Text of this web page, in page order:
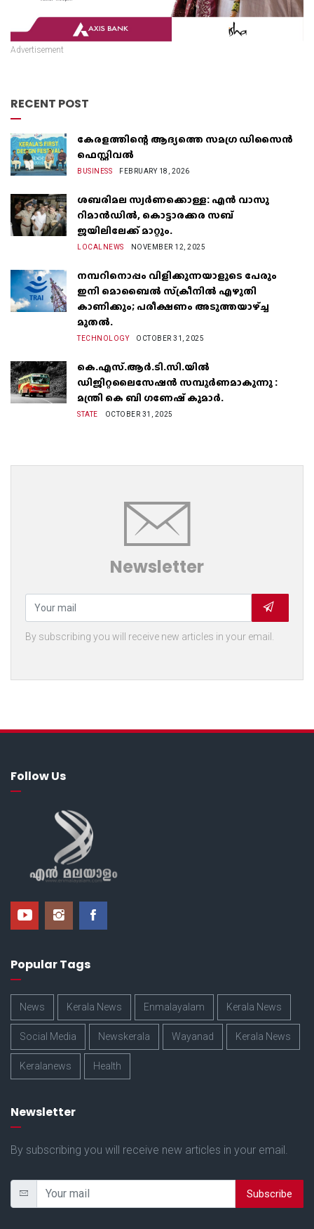
Advertisement
RECENT POST
കേരളത്തിന്റെ ആദ്യത്തെ സമഗ്ര ഡിസൈൻ
ഫെസ്റ്റിവൽ
BUSINESS FEBRUARY 18, 2026
ശബരിമല സ്വർണക്കൊള്ള: എൻ വാസു
റിമാൻഡിൽ, കൊട്ടാരക്കര സബ്
ജയിലിലേക്ക് മാറ്റും.
LOCALNEWS NOVEMBER 12, 2025
നമ്പറിനൊപ്പം വിളിക്കുന്നയാളുടെ പേരും
ഇനി മൊബൈൽ സ്‌ക്രീനില്‍ എഴുതി
കാണിക്കും; പരീക്ഷണം അടുത്തയാഴ്‌ച്ച
മുതല്‍.
TECHNOLOGY OCTOBER 31, 2025
കെ.എസ്.ആർ.ടി.സി.യിൽ
ഡിജിറ്റലൈസേഷൻ സമ്പൂർണമാകുന്നു :
മന്ത്രി കെ ബി ഗണേഷ് കുമാർ.
STATE OCTOBER 31, 2025
Newsletter
By subscribing you will receive new articles in your email.
Follow Us
Popular Tags
News Kerala News Enmalayalam Kerala News
Social Media Newskerala Wayanad Kerala News
Keralanews Health
Newsletter
By subscribing you will receive new articles in your email.
Subscribe